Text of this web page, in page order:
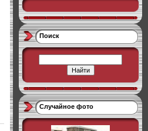
Поиск
Случайное фото